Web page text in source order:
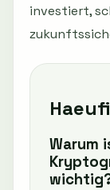
investiert,
Warum